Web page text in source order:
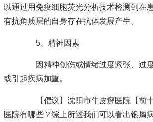
以通过用免疫细胞荧光分析技术检测到在
有抗角质层的自身存在抗体发展产生。
5、精神因素
因精神创伤或情绪过度紧张、过度
或引起疾病加重。
【倡议】沈阳市牛皮癣医院【前
医院有哪些？综上所述我们可以看出银屑